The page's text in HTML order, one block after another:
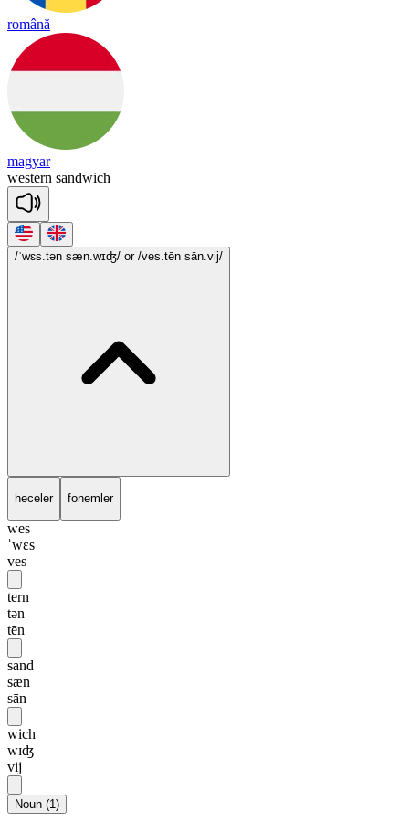
română
magyar
western sandwich
/ˈwɛs.tən sæn.wɪʤ/ or /ves.tēn sān.vij/
heceler fonemler
wes
ˈwɛs
ves
tern
tən
tēn
sand
sæn
sān
wich
wɪʤ
vij
Noun (1)